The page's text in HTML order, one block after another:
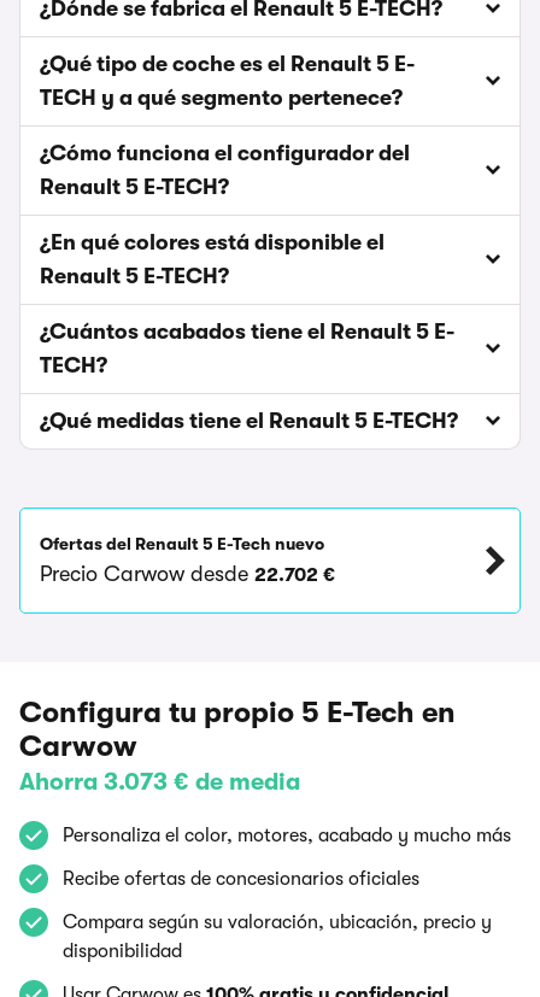
¿Dónde se fabrica el Renault 5 E-TECH?
¿Qué tipo de coche es el Renault 5 E-
TECH y a qué segmento pertenece?
¿Cómo funciona el configurador del
Renault 5 E-TECH?
¿En qué colores está disponible el
Renault 5 E-TECH?
¿Cuántos acabados tiene el Renault 5 E-
TECH?
¿Qué medidas tiene el Renault 5 E-TECH?
Ofertas del Renault 5 E-Tech nuevo
Precio Carwow desde 22.702 €
Configura tu propio 5 E-Tech en
Carwow
Ahorra 3.073 € de media
Personaliza el color, motores, acabado y mucho más
Recibe ofertas de concesionarios oficiales
Compara según su valoración, ubicación, precio y
disponibilidad